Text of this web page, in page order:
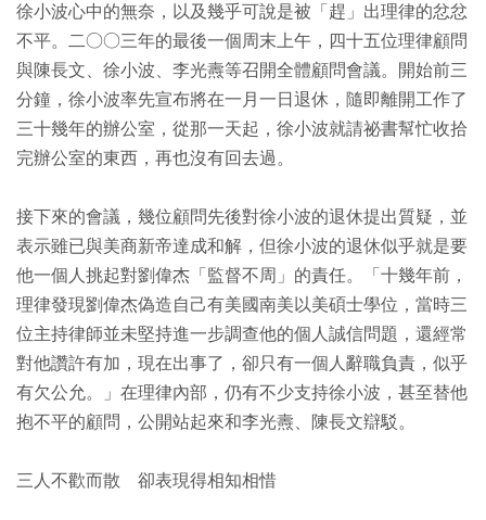
徐小波心中的無奈，以及幾乎可說是被「趕」出理律的忿忿
不平。二○○三年的最後一個周末上午，四十五位理律顧問
與陳長文、徐小波、李光燾等召開全體顧問會議。開始前三
分鐘，徐小波率先宣布將在一月一日退休，隨即離開工作了
三十幾年的辦公室，從那一天起，徐小波就請祕書幫忙收拾
完辦公室的東西，再也沒有回去過。
接下來的會議，幾位顧問先後對徐小波的退休提出質疑，並
表示雖已與美商新帝達成和解，但徐小波的退休似乎就是要
他一個人挑起對劉偉杰「監督不周」的責任。「十幾年前，
理律發現劉偉杰偽造自己有美國南美以美碩士學位，當時三
位主持律師並未堅持進一步調查他的個人誠信問題，還經常
對他讚許有加，現在出事了，卻只有一個人辭職負責，似乎
有欠公允。」在理律內部，仍有不少支持徐小波，甚至替他
抱不平的顧問，公開站起來和李光燾、陳長文辯駁。
三人不歡而散 卻表現得相知相惜